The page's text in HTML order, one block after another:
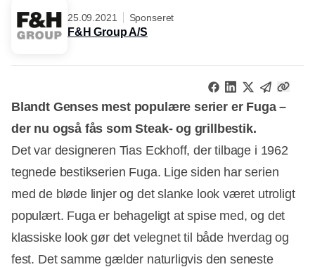
25.09.2021 Sponseret
F&H Group A/S
Blandt Genses mest populære serier er Fuga –
der nu også fås som Steak- og grillbestik.
Det var designeren Tias Eckhoff, der tilbage i 1962
tegnede bestikserien Fuga. Lige siden har serien
med de bløde linjer og det slanke look været utroligt
populært. Fuga er behageligt at spise med, og det
klassiske look gør det velegnet til både hverdag og
fest. Det samme gælder naturligvis den seneste